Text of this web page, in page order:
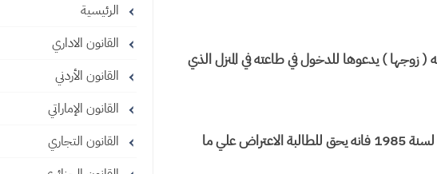
اليه ( زوجها ) يدعوها للدخول في طاعته في المنزل الذي
و حيث أنه و اعمالا لما نصت به المادة 11 مكرر ثانيا فقرة 2 من القانون رقم 100 لسنة 1985 فانه يحق للطالبة الاعتراض علي ما
الرئيسية
القانون الاداري
القانون الأردني
القانون الإماراتي
القانون التجاري